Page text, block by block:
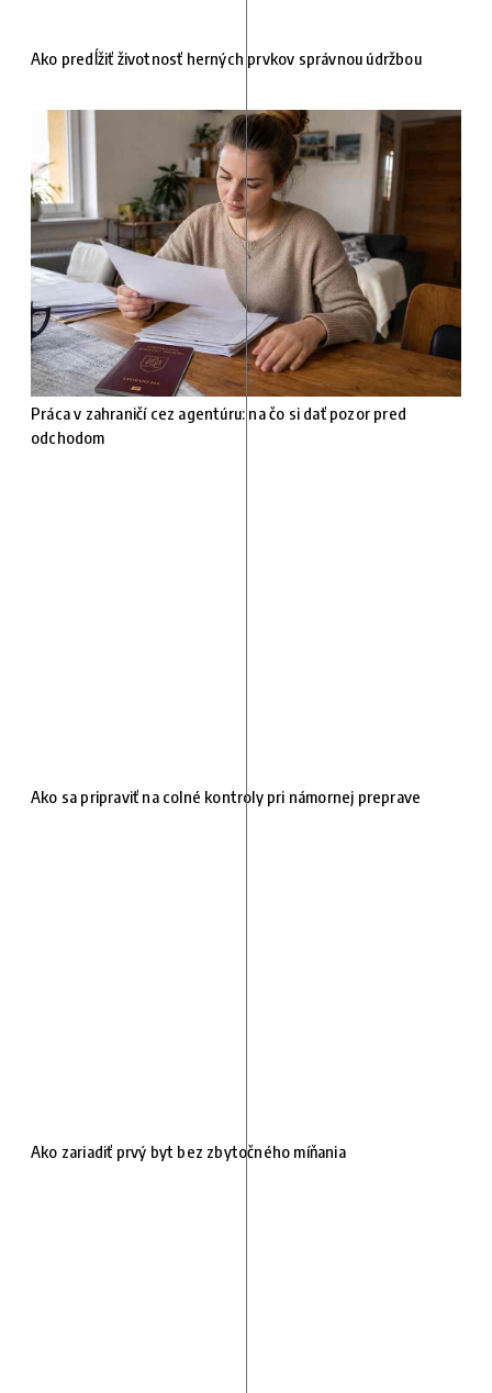
Ako predĺžiť životnosť herných prvkov správnou údržbou
Práca v zahraničí cez agentúru: na čo si dať pozor pred
odchodom
Ako sa pripraviť na colné kontroly pri námornej preprave
Ako zariadiť prvý byt bez zbytočného míňania